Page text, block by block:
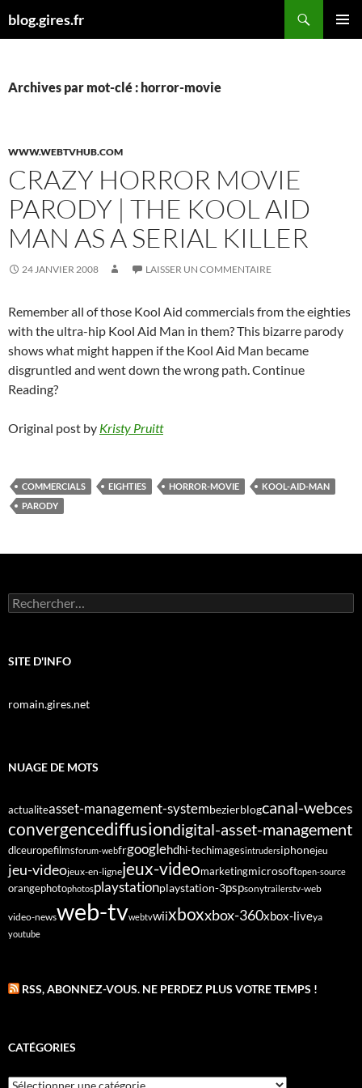
aublog.gires.fr
Archives par mot-clé : horror-movie
WWW.WEBTVHUB.COM
CRAZY HORROR MOVIE
PARODY | THE KOOL AID
MAN AS A SERIAL KILLER
24 JANVIER 2008 LAISSER UN COMMENTAIRE
Remember all of those Kool Aid commercials from the eighties
with the ultra-hip Kool Aid Man in them? This bizarre parody
shows what might happen if the Kool Aid Man became
disgruntled and went down the wrong path. Continue
Reading?
Original post by Kristy Pruitt
COMMERCIALS EIGHTIES HORROR-MOVIE
KOOL-AID-MAN
PARODY
Rechercher :
SITE D'INFO
romain.gires.net
NUAGE DE MOTS
actualiteasset-management-systembezierblogcanal-webces
convergencediffusiondigital-asset-management
dlceuropefilmsforum-webfrgooglehdhi-techimagesintrudersiphonejeu
jeu-videojeux-en-lignejeux-videomarketingmicrosoftopen-source
orangephotophotosplaystationplaystation-3pspsonytrailerstv-web
video-newsweb-tvwebtvwiixboxxbox-360xbox-liveya
youtube
RSS, ABONNEZ-VOUS. NE PERDEZ PLUS VOTRE TEMPS !
CATÉGORIES
Catégories